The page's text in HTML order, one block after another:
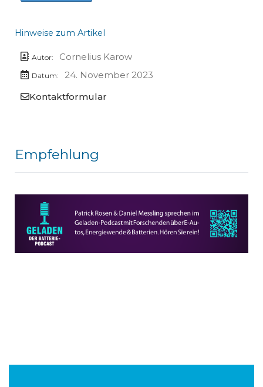
Hinweise zum Artikel
Autor: Cornelius Karow
Datum:
24. November 2023
Kontaktformular
Empfehlung